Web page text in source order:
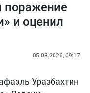
поражение
и оценил
05.08.2026, 09:17
Уразбахтин